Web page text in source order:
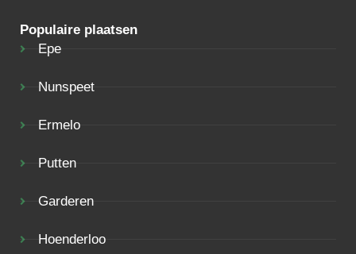
Populaire plaatsen
Epe
Nunspeet
Ermelo
Putten
Garderen
Hoenderloo